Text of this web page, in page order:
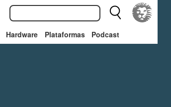
Hardware Plataformas Podcast